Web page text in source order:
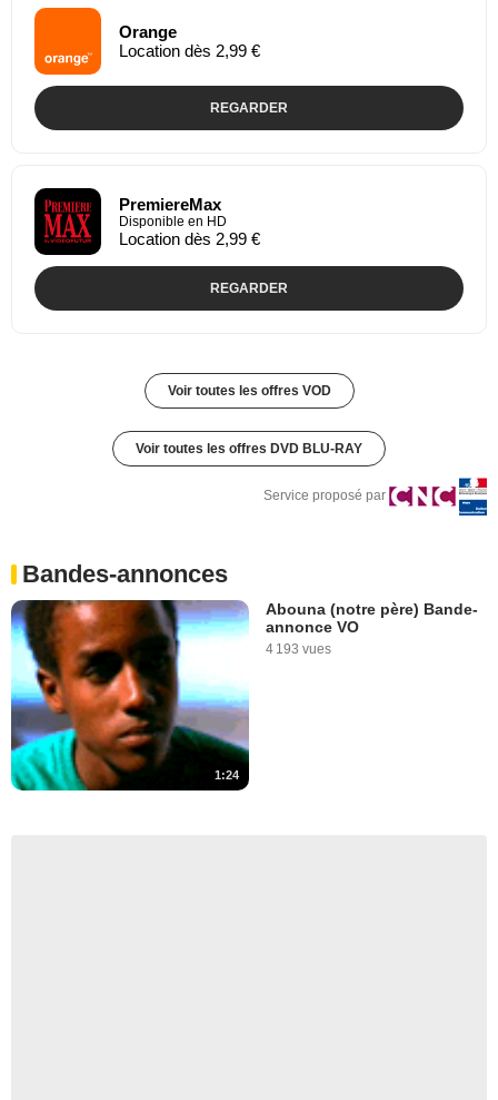
Orange
Location dès 2,99 €
REGARDER
PremiereMax
Disponible en HD
Location dès 2,99 €
REGARDER
Voir toutes les offres VOD
Voir toutes les offres DVD BLU-RAY
Service proposé par
Bandes-annonces
1:24
Abouna (notre père) Bande-
annonce VO
4 193 vues